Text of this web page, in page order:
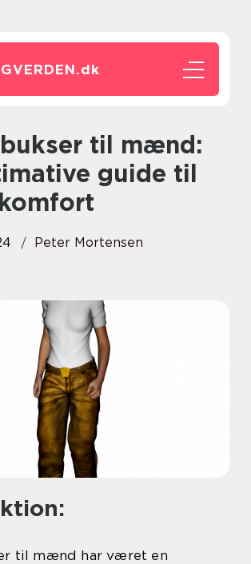
dk
guide til
Peter Mortensen
til mænd har været en